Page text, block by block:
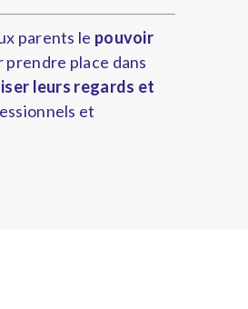
parents le pouvoir
prendre place dans
leurs regards et
et